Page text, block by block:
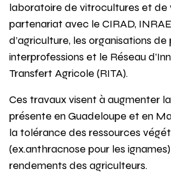
laboratoire de vitrocultures et de
partenariat avec le CIRAD,
d’agriculture, les organisations
interprofessions et le Réseau
Transfert Agricole (RITA).
Ces travaux visent à augmenter
présente en Guadeloupe et en
la tolérance des ressources
(ex.anthracnose pour les
rendements des agriculteurs.